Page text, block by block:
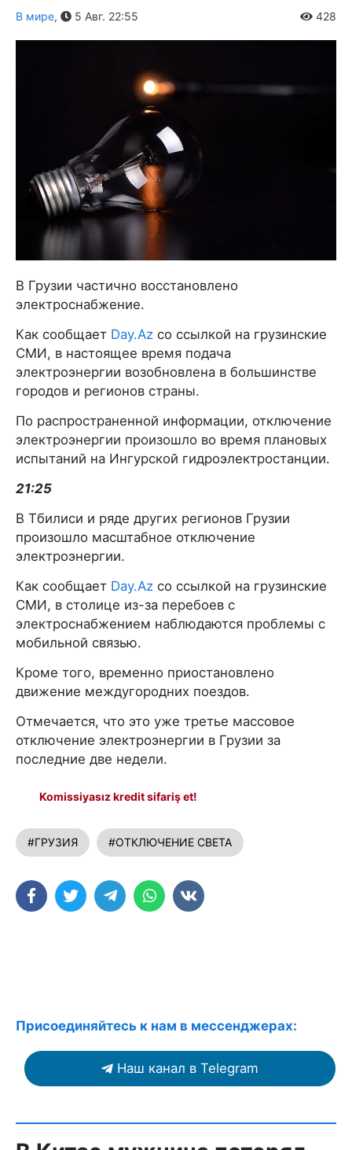
В мире, 5 Авг. 22:55 428
В Грузии частично восстановлено
электроснабжение.
Как сообщает Day.Az со ссылкой на грузинские
СМИ, в настоящее время подача
электроэнергии возобновлена в большинстве
городов и регионов страны.
По распространенной информации, отключение
электроэнергии произошло во время плановых
испытаний на Ингурской гидроэлектростанции.
21:25
В Тбилиси и ряде других регионов Грузии
произошло масштабное отключение
электроэнергии.
Как сообщает Day.Az со ссылкой на грузинские
СМИ, в столице из-за перебоев с
электроснабжением наблюдаются проблемы с
мобильной связью.
Кроме того, временно приостановлено
движение междугородних поездов.
Отмечается, что это уже третье массовое
отключение электроэнергии в Грузии за
последние две недели.
Komissiyasız kredit sifariş et!
#ГРУЗИЯ #ОТКЛЮЧЕНИЕ СВЕТА
Присоединяйтесь к нам в мессенджерах:
Наш канал в Telegram